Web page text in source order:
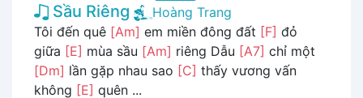
Sầu Riêng
Hoàng Trang
Tôi đến quê [Am] em miền đông đất [F] đỏ
giữa [E] mùa sầu [Am] riêng Dẫu [A7] chỉ một
[Dm] lần gặp nhau sao [C] thấy vương vấn
không [E] quên ...